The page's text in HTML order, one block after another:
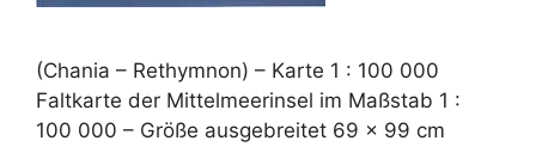
(Chania – Rethymnon) – Karte 1 : 100 000
Faltkarte der Mittelmeerinsel im Maßstab 1 :
100 000 – Größe ausgebreitet 69 x 99 cm